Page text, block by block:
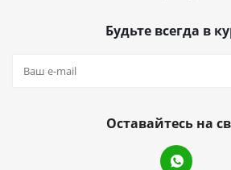
Будьте всегда в
Оставайтесь на